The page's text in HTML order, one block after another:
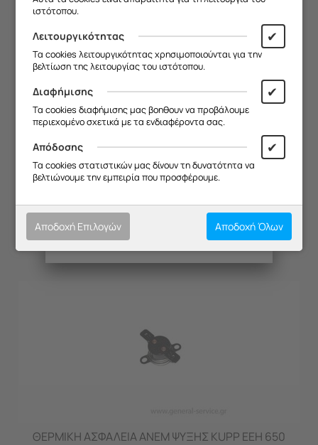
ΔΙΑΚΟΠΤΗΣ ΦΟΥΡΝΟΥ KUPP EEH 610 =
ΘΕΡΜΙΚΗ ΑΣΦΑΛΕΙΑ ΑΝΕΜ ΨΥΞΗΣ KUPP EEH 650
ιστότοπου.
Λειτουργικότητας ✔
Τα cookies λειτουργικότητας χρησιμοποιούνται για την
βελτίωση της λειτουργίας του ιστότοπου.
Διαφήμισης ✔
Τα cookies διαφήμισης μας βοηθουν να προβάλουμε
περιεχομένο σχετικά με τα ενδιαφέροντα σας.
Απόδοσης ✔
Τα cookies στατιστικών μας δίνουν τη δυνατότητα να
βελτιώνουμε την εμπειρία που προσφέρουμε.
Αποδοχή Επιλογών Αποδοχή Όλων
Σας ευχαριστούμε για την
κατανόηση και σας ευχόμαστε καλό
Θα θέλαμε να σας ενημερώσουμε ότι
η επιχείρησή μας θα παραμείνει
κλειστή από13/08 έως και 18/08
Θα είμαστε ξανά κοντά σας από
19/08.
κατανόηση και σας ευχόμαστε καλό